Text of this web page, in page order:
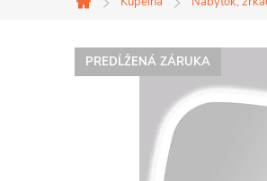
Domov
PREDĹŽENÁ ZÁRUKA